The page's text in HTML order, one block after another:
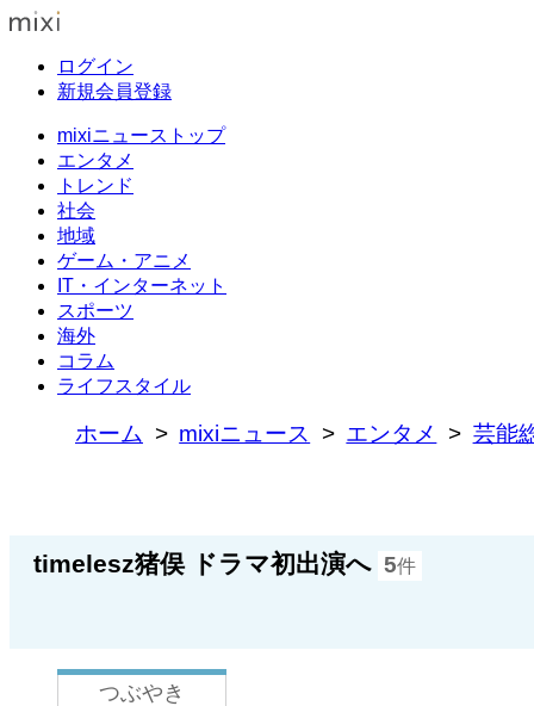
ログイン
新規会員登録
mixiニューストップ
エンタメ
トレンド
社会
地域
ゲーム・アニメ
IT・インターネット
スポーツ
海外
コラム
ライフスタイル
ホーム mixiニュース エンタメ 芸能
timelesz猪俣 ドラマ初出演へ 5件
つぶやき